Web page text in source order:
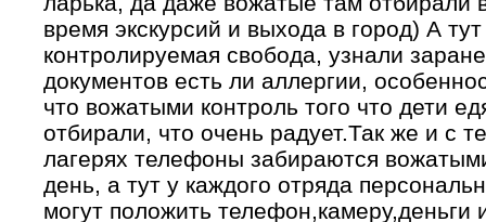
время экскурсий и выхода в город) А
контролируемая свобода, узнали
документов есть ли аллергии,
что вожатыми контроль того что дети
отбирали, что очень радует.Так же и с
лагерях телефоны забираются
день, а тут у каждого отряда
могут положить телефон,камеру,деньги